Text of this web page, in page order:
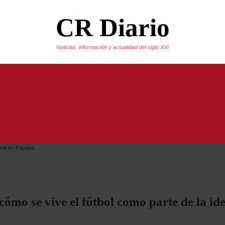
CR Diario
Noticias, información y actualidad del siglo XXI
se vive el fútbol como parte de la